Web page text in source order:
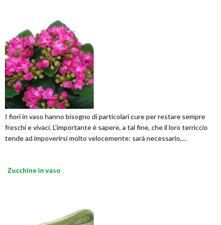
I fiori in vaso hanno bisogno di particolari cure per restare sempre
freschi e vivaci. L'importante è sapere, a tal fine, che il loro terriccio
tende ad impoverirsi molto velocemente: sarà necessario,...
Zucchine in vaso